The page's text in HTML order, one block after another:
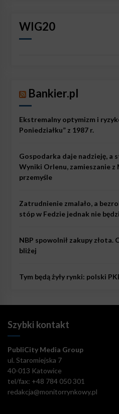
WIG20
Bankier.pl
Ekstremalny optymizm i
Poniedziałku” z 1987 r.
Gospodarka daje nadzieję, a
Wyniki Orlenu, zamieszanie z
przemyśle
Zatrudnienie zmalało, a
stóp w Fedzie jednak nie
NBP spowolnił zakupy złota.
bliżej
Tym będą żyły rynki: polski
Szybki kontakt
PubliCity Media Group
ul. Staromiejska 7
40-013 Katowice
tel/fax: +48 784 050 301
redakcja@monitorrynkowy.pl